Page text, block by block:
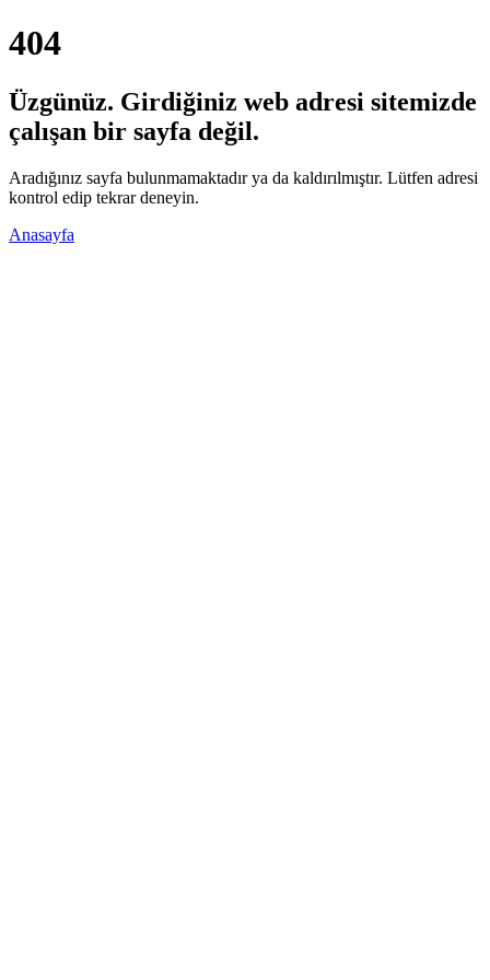
404
Üzgünüz. Girdiğiniz web adresi sitemizde
çalışan bir sayfa değil.
Aradığınız sayfa bulunmamaktadır ya da kaldırılmıştır. Lütfen adresi
kontrol edip tekrar deneyin.
Anasayfa